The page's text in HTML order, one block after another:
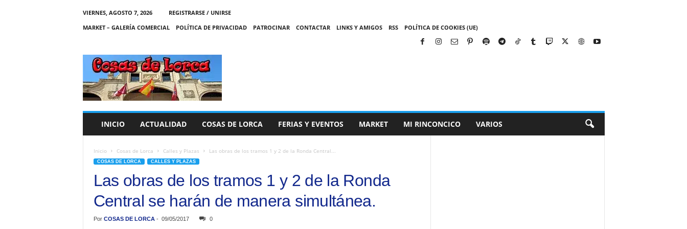
VIERNES, AGOSTO 7, 2026
REGISTRARSE / UNIRSE
MARKET – GALERÍA COMERCIAL
POLÍTICA DE PRIVACIDAD PATROCINAR CONTACTAR LINKS Y AMIGOS RSS POLÍTICA DE COOKIES (UE)
C
A
S
INICIO ACTUALIDAD COSAS DE LORCA FERIAS Y EVENTOS MARKET MI RINCONCICO VARIOS
Inicio Cosas de Lorca Calles y Plazas Las obras de los tramos 1 y 2 de la Ronda Central...
COSAS DE LORCA CALLES Y PLAZAS
Las obras de los tramos 1 y 2 de la Ronda
Central se harán de manera simultánea.
Por COSAS DE LORCA- 09/05/2017 0